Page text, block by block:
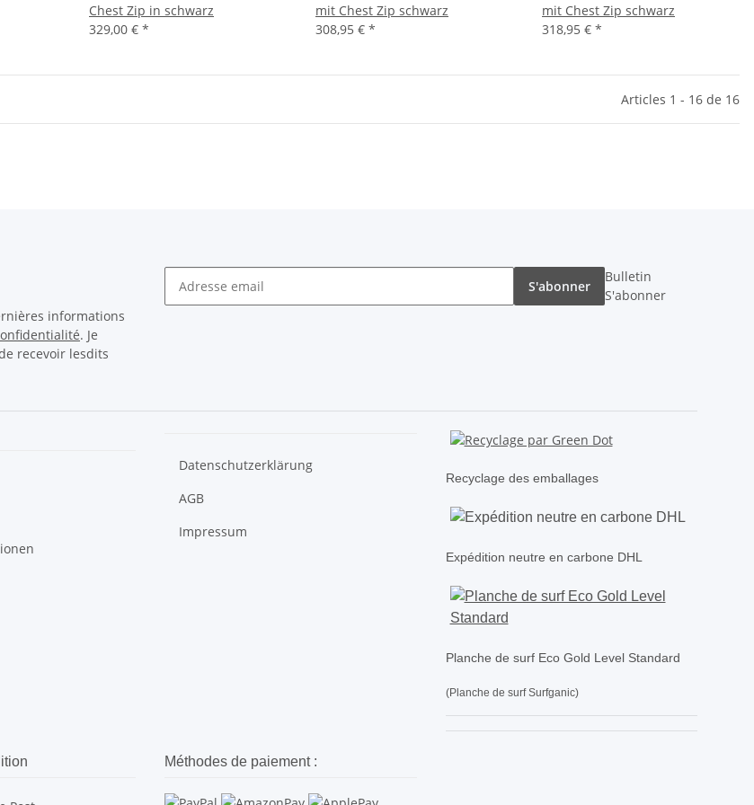
Chest Zip in schwarz
329,00 € *
mit Chest Zip schwarz
308,95 € *
mit Chest Zip schwarz
318,95 € *
Articles 1 - 16 de 16
informations
. Je
recevoir lesdits
S'abonner
Bulletin
S'abonner
Datenschutzerklärung
AGB
Impressum
Recyclage des emballages
Expédition neutre en carbone DHL
Planche de surf Eco Gold Level Standard
(Planche de surf Surfganic)
Méthodes de paiement :